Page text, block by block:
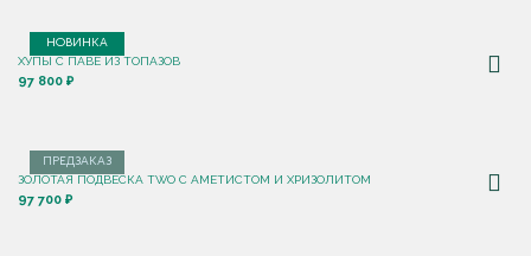
НОВИНКА
ХУПЫ С ПАВЕ ИЗ ТОПАЗОВ
97 800 ₽
ПРЕДЗАКАЗ
ЗОЛОТАЯ ПОДВЕСКА TWO С АМЕТИСТОМ И ХРИЗОЛИТОМ
97 700 ₽